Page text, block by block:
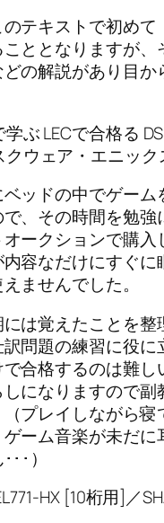
テキストで初めて
ととなりますが、
の解説があり目か
ぶ LECで合格る
クウェア・エニック
ッドの中でゲーム
、その時間を勉強
ークションで購入
容なだけにすぐに
ませんでした。
は覚えたことを整
問題の練習に役に
合格するのは難し
になりますので副
プレイしながら寝
ゲーム音楽が未だに
･）
HX [10桁用]／